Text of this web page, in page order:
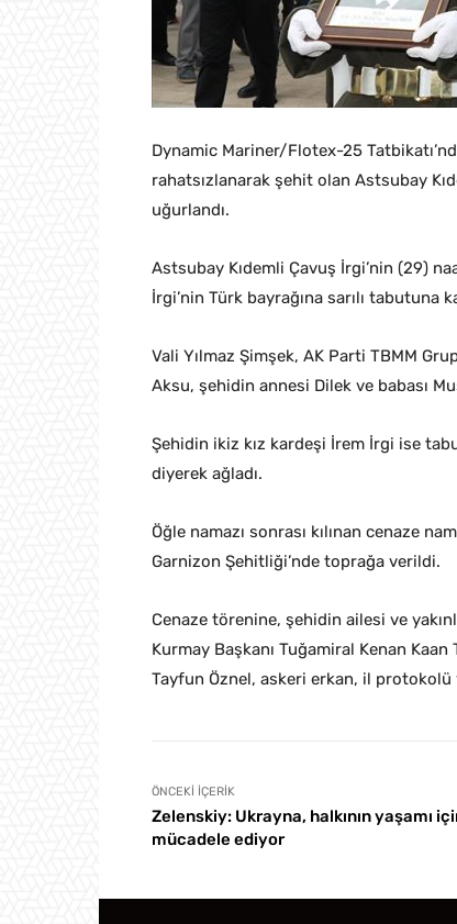
Dynamic Mariner/Flotex-25
rahatsızlanarak şehit olan Astsubay
uğurlandı.
Astsubay Kıdemli Çavuş İrgi’nin (29)
İrgi’nin Türk bayrağına sarılı tabutuna
Vali Yılmaz Şimşek, AK Parti TBMM
Aksu, şehidin annesi Dilek ve babası
Şehidin ikiz kız kardeşi İrem İrgi ise
diyerek ağladı.
Öğle namazı sonrası kılınan cenaze
Garnizon Şehitliği’nde toprağa verildi.
Cenaze törenine, şehidin ailesi ve
Kurmay Başkanı Tuğamiral Kenan
Tayfun Öznel, askeri erkan, il protokolü
ÖNCEKI İÇERIK
Zelenskiy: Ukrayna, halkının yaşamı
mücadele ediyor